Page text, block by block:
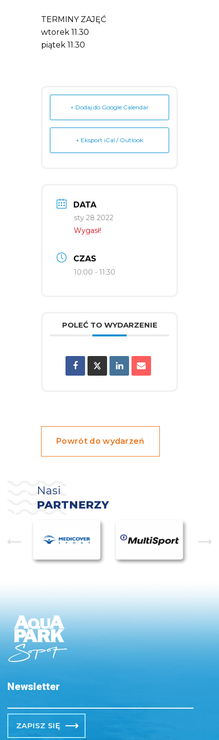
TERMINY ZAJĘĆ
wtorek 11.30
piątek 11.30
+ Dodaj do Google Calendar
+ Eksport iCal / Outlook
DATA
sty 28 2022
Wygasł!
CZAS
10:00 - 11:30
POLEĆ TO WYDARZENIE
Powrót do wydarzeń
Nasi
PARTNERZY
Newsletter